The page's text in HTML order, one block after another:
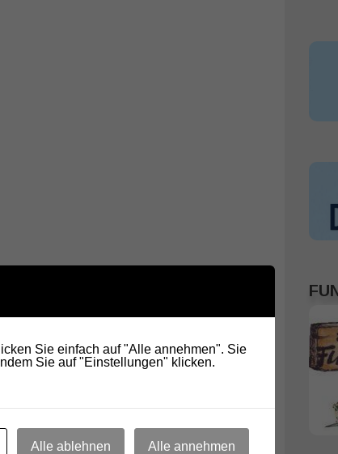
Sie einfach auf "Alle annehmen". Sie
Sie auf "Einstellungen" klicken.
Alle ablehnen Alle annehmen